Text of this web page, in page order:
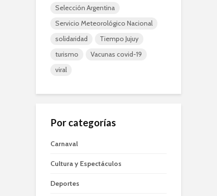
Selección Argentina
Servicio Meteorológico Nacional
solidaridad
Tiempo Jujuy
turismo
Vacunas covid-19
viral
Por categorías
Carnaval
Cultura y Espectáculos
Deportes